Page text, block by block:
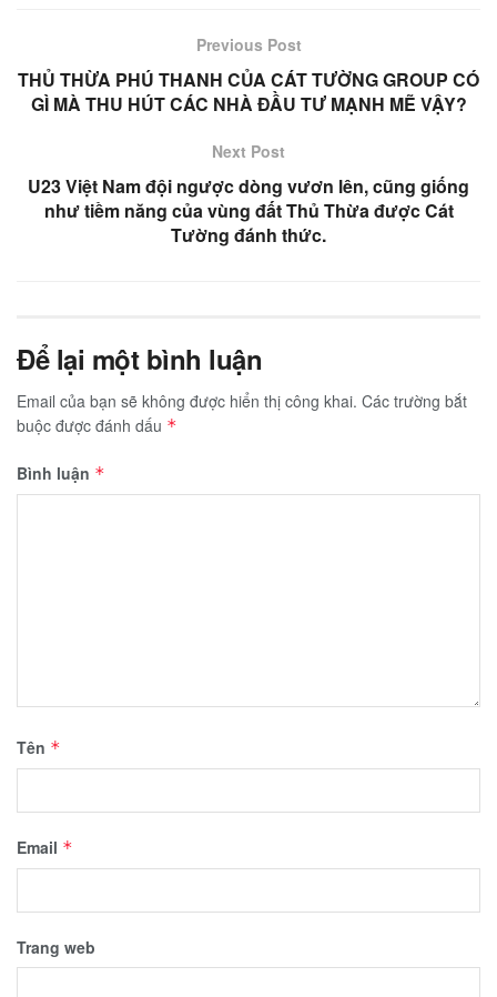
Previous Post
THỦ THỪA PHÚ THANH CỦA CÁT TƯỜNG GROUP CÓ
GÌ MÀ THU HÚT CÁC NHÀ ĐẦU TƯ MẠNH MẼ VẬY?
Next Post
U23 Việt Nam đội ngược dòng vươn lên, cũng giống
như tiềm năng của vùng đất Thủ Thừa được Cát
Tường đánh thức.
Để lại một bình luận
Email của bạn sẽ không được hiển thị công khai. Các trường bắt
buộc được đánh dấu *
Bình luận *
Tên *
Email *
Trang web